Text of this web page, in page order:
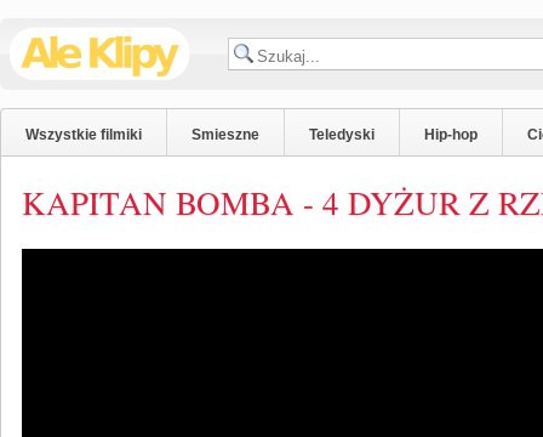
Wszystkie filmiki Smieszne Teledyski Hip-hop
KAPITAN BOMBA - 4 DYŻUR Z